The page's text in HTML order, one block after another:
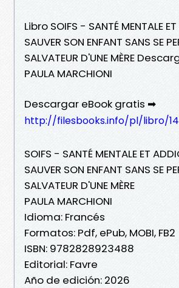
Libro SOIFS - SANTÉ MENTALE
SAUVER SON ENFANT SANS SE
SALVATEUR D'UNE MÈRE
PAULA MARCHIONI
Descargar eBook gratis ➡
http://filesbooks.info/pl/libro/
SOIFS - SANTÉ MENTALE ET
SAUVER SON ENFANT SANS SE
SALVATEUR D'UNE MÈRE
PAULA MARCHIONI
Idioma: Francés
Formatos: Pdf, ePub, MOBI, FB2
ISBN: 9782828923488
Editorial: Favre
Año de edición: 2026